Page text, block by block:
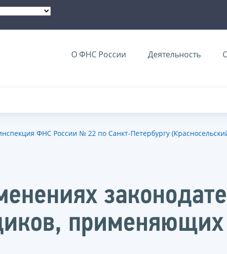
О ФНС России Деятельность
ФНС России № 22 по Санкт-Петербургу